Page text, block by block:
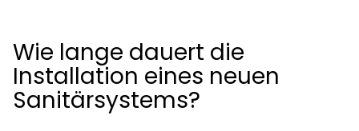
Wie lange dauert die
Installation eines neuen
Sanitärsystems?